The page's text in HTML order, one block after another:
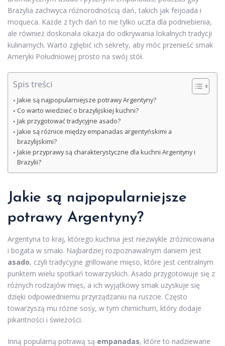
Brazylia zachwyca różnorodnością dań, takich jak feijoada i
moqueca. Każde z tych dań to nie tylko uczta dla podniebienia,
ale również doskonała okazja do odkrywania lokalnych tradycji
kulinarnych. Warto zgłębić ich sekrety, aby móc przenieść smak
Ameryki Południowej prosto na swój stół.
Spis treści
Jakie są najpopularniejsze potrawy Argentyny?
Co warto wiedzieć o brazylijskiej kuchni?
Jak przygotować tradycyjne asado?
Jakie są różnice między empanadas argentyńskimi a
brazylijskimi?
Jakie przyprawy są charakterystyczne dla kuchni Argentyny i
Brazylii?
Jakie są najpopularniejsze
potrawy Argentyny?
Argentyna to kraj, którego kuchnia jest niezwykle zróżnicowana
i bogata w smaki. Najbardziej rozpoznawalnym daniem jest
asado, czyli tradycyjne grillowane mięso, które jest centralnym
punktem wielu spotkań towarzyskich. Asado przygotowuje się z
różnych rodzajów mięs, a ich wyjątkowy smak uzyskuje się
dzięki odpowiedniemu przyrządzaniu na ruszcie. Często
towarzyszą mu różne sosy, w tym chimichurri, który dodaje
pikantności i świeżości.
Inną popularną potrawą są empanadas, które to nadziewane